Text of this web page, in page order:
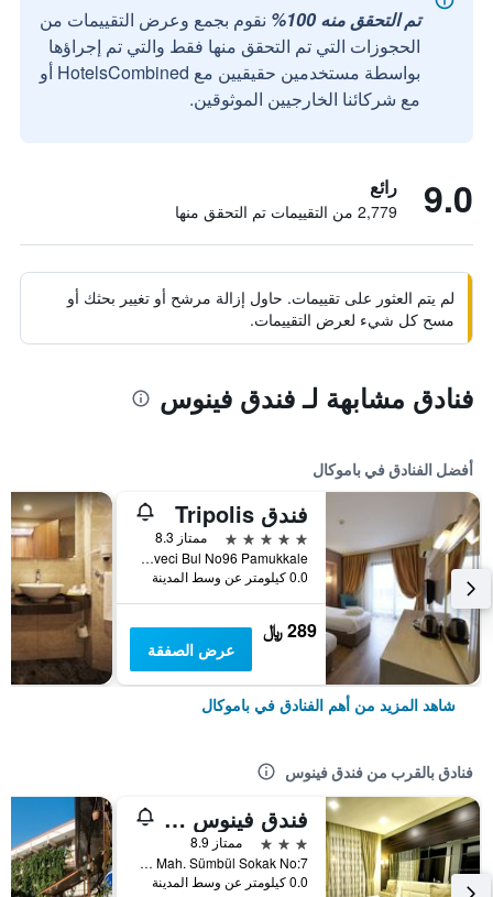
تم التحقق منه 100%
نقوم بجمع وعرض التقييمات من
الحجوزات التي تم التحقق منها فقط والتي تم إجراؤها
بواسطة مستخدمين حقيقيين مع HotelsCombined أو
مع شركائنا الخارجيين الموثوقين.
9.0 رائع
2,779 من التقييمات تم التحقق منها
لم يتم العثور على تقييمات. حاول إزالة مرشح أو تغيير بحثك أو
مسح كل شيء لعرض التقييمات.
فنادق مشابهة لـ فندق فينوس
أفضل الفنادق في باموكال
فندق Tripolis
5 نجوم
ممتاز 8.3
Kale Mh Adnan Kahveci Bul No96 Pamukkale, باموكال, تركيا
0.0 كيلومتر عن وسط المدينة
289 ﷼
عرض الصفقة
شاهد المزيد من أهم الفنادق في باموكال
فنادق بالقرب من فندق فينوس
فندق فينوس سيوت
3 نجوم
ممتاز 8.9
Pamukkale Mah. Sümbül Sokak No:7, باموكال, تركيا
0.0 كيلومتر عن وسط المدينة